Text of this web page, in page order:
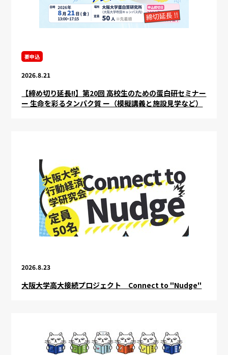
要申込
2026.8.21
【締め切り延長!!】第20回 高校生のための蛋白研セミナー
ー 生命を彩るタンパク質 ー（模擬講義と施設見学など）
2026.8.23
大阪大学高大接続プロジェクト Connect to "Nudge"